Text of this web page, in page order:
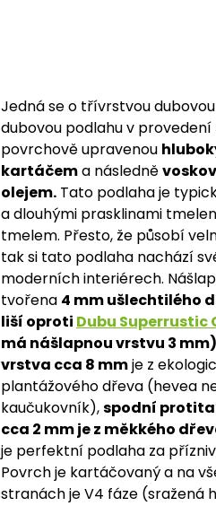
Jedná se o třívrstvou
dubovou podlahu v provedení
povrchově upravenou
kartáčema následně
olejem. Tato podlaha je
a dlouhými prasklinami
tmelem. Přesto, že působí
tak si tato podlaha nachází
moderních interiérech.
tvořena 4 mm ušlechtilého
liší oproti Dubu Superrustic
má nášlapnou vrstvu 3 mm)
vrstva cca 8 mmje z
plantážového dřeva (hevea
kaučukovník),spodní
cca 2 mm je z měkkého
je perfektní podlaha za
Povrch je kartáčovaný a na
stranách je V4 fáze (sražená